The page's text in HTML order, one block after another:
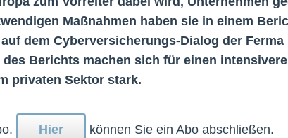
Maßnahmen haben sie in einem
dem Cyberversicherungs-Dialog der
Berichts machen sich für einen
privaten Sektor stark.
Hier können Sie ein Abo abschließen.